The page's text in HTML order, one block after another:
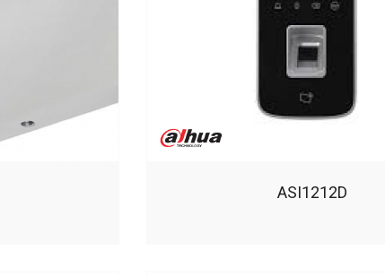
ASI1212D